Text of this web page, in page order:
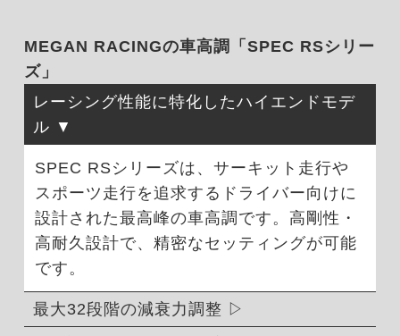
MEGAN RACINGの車高調「SPEC RSシリー
ズ」
レーシング性能に特化したハイエンドモデ
ル
SPEC RSシリーズは、サーキット走行や
スポーツ走行を追求するドライバー向けに
設計された最高峰の車高調です。高剛性・
高耐久設計で、精密なセッティングが可能
です。
最大32段階の減衰力調整